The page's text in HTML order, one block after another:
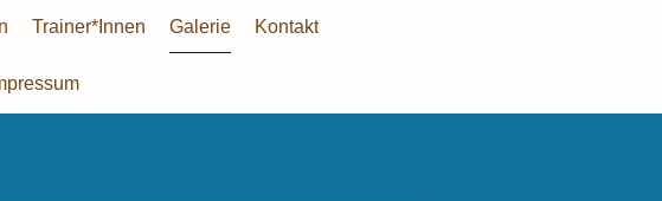
Trainer*Innen Galerie Kontakt